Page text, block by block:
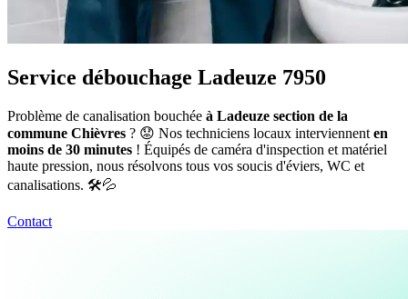
Service débouchage Ladeuze 7950
Problème de canalisation bouchée à Ladeuze section de la
commune Chièvres ? 😟 Nos techniciens locaux interviennent en
moins de 30 minutes ! Équipés de caméra d'inspection et matériel
haute pression, nous résolvons tous vos soucis d'éviers, WC et
canalisations. 🛠️💦
Contact